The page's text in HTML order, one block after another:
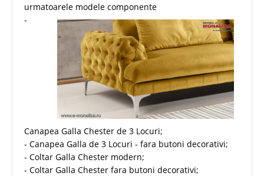
urmatoarele modele componente
-
Canapea Galla Chester de 3 Locuri;
- Canapea Galla de 3 Locuri - fara butoni decorativi;
- Coltar Galla Chester modern;
- Coltar Galla Chester fara butoni decorativi;